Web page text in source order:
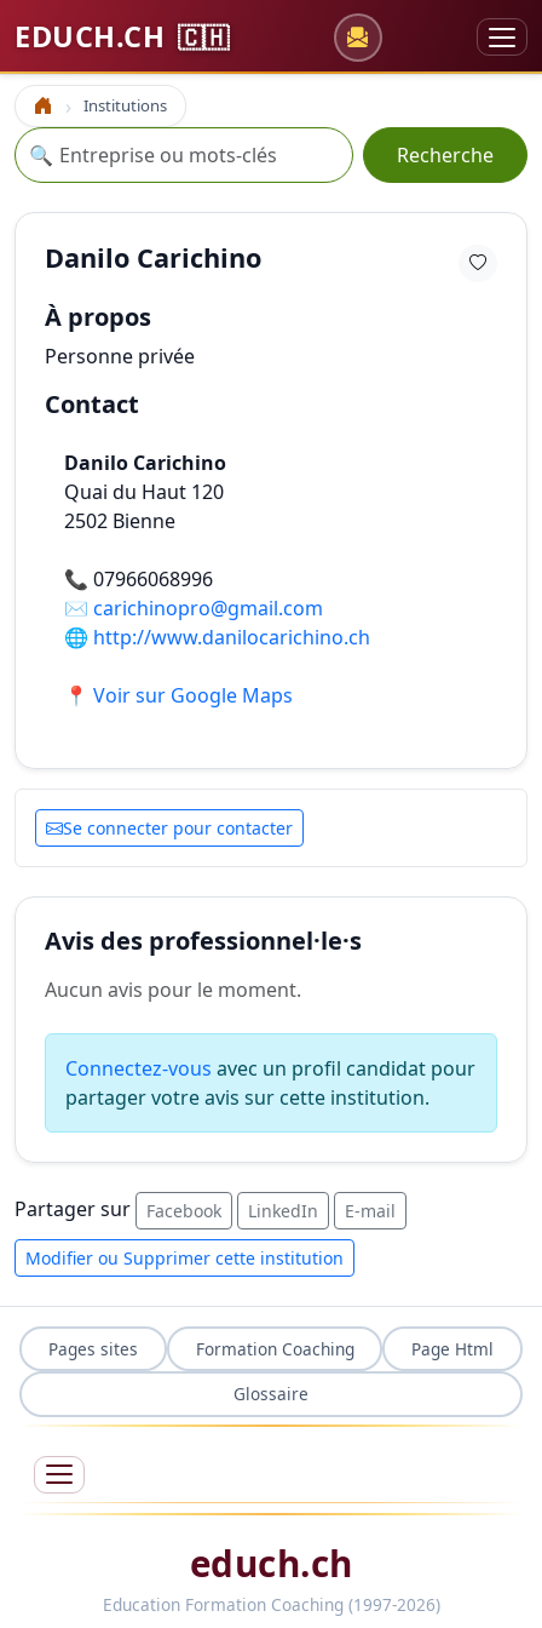
EDUCH.CH 🇨🇭
Accueil Institutions
Recherche
🔍 Recherche
Danilo Carichino
À propos
Personne privée
Contact
Danilo Carichino
Quai du Haut 120
2502 Bienne
📞 07966068996
✉️ carichinopro@gmail.com
🌐 http://www.danilocarichino.ch
📍 Voir sur Google Maps
Se connecter pour contacter
Avis des professionnel·le·s
Aucun avis pour le moment.
Connectez-vous avec un profil candidat pour
partager votre avis sur cette institution.
Partager sur Facebook LinkedIn E-mail
Modifier ou Supprimer cette institution
Pages sites Formation Coaching
Page Html
Glossaire
educh.ch
Education Formation Coaching (1997-2026)